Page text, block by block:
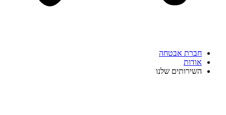
חברת אבטחה
אודות
השירותים שלנו